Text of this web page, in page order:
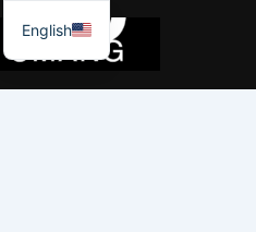
English